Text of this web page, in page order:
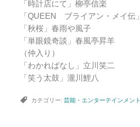
「時計店にて」柳亭信楽
「QUEEN ブライアン・メイ伝
「秋桜」春雨や風子
「単眼鏡奇談」春風亭昇羊
（仲入り）
「わかればなし」立川笑二
「笑う太鼓」瀧川鯉八
カテゴリー: 芸能・エンターテインメント